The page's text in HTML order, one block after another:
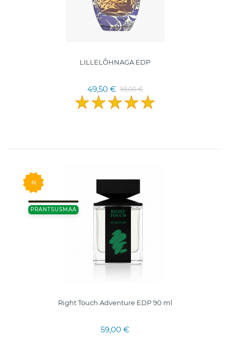
LILLELÕHNAGA EDP
49,50 € 55,00 €
N
PRANTSUSMAA
Right Touch Adventure EDP 90 ml
59,00 €